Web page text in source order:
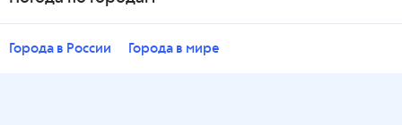
Города в России Города в мире